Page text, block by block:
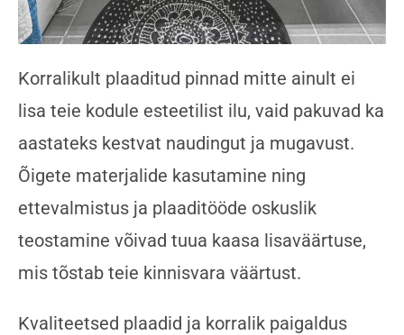
Korralikult plaaditud pinnad mitte ainult ei
lisa teie kodule esteetilist ilu, vaid pakuvad ka
aastateks kestvat naudingut ja mugavust.
Õigete materjalide kasutamine ning
ettevalmistus ja plaaditööde oskuslik
teostamine võivad tuua kaasa lisaväärtuse,
mis tõstab teie kinnisvara väärtust.
Kvaliteetsed plaadid ja korralik paigaldus